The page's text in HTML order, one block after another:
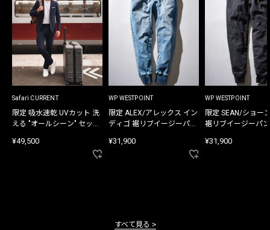
Safari CURRENT
限定 吸水速乾 UVカット 洗
える "オールシーン" セット
¥49,500
WP WESTPOINT
限定 ALEX/アレックス イン
ディゴ 裾リブイージーパン
¥31,900
WP WESTPOINT
限定 SEAN/ショー
裾リブイージーパ
¥31,900
すべて見る